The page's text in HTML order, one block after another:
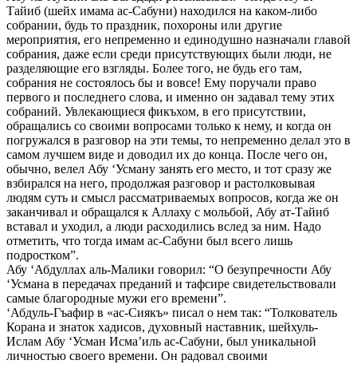
Тайиб (шейх имама ас-Сабуни) находился на каком-либо
собрании, будь то праздник, похороны или другие
мероприятия, его непременно и единодушно назначали главой
собрания, даже если среди присутствующих были люди, не
разделяющие его взгляды. Более того, не будь его там,
собрания не состоялось бы и вовсе! Ему поручали право
первого и последнего слова, и именно он задавал тему этих
собраний. Увлекающиеся фикъхом, в его присутствии,
обращались со своими вопросами только к нему, и когда он
погружался в разговор на эти темы, то непременно делал это в
самом лучшем виде и доводил их до конца. После чего он,
обычно, велел Абу ‘Усману занять его место, и тот сразу же
взбирался на него, продолжая разговор и растолковывая
людям суть и смысл рассматриваемых вопросов, когда же он
заканчивал и обращался к Аллаху с мольбой, Абу ат-Тайиб
вставал и уходил, а люди расходились вслед за ним. Надо
отметить, что тогда имам ас-Сабуни был всего лишь
подростком”.
Абу ‘Абдуллах аль-Малики говорил: “О безупречности Абу
‘Усмана в передачах преданий и тафсире свидетельствовали
самые благородные мужи его времени”.
‘Абдуль-Гъафир в «ас-Сиякъ» писал о нем так: “Толкователь
Корана и знаток хадисов, духовный наставник, шейхуль-
Ислам Абу ‘Усман Исма’иль ас-Сабуни, был уникальной
личностью своего времени. Он радовал своими